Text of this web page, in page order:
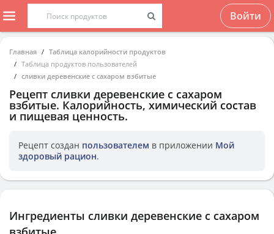
Войти
Главная
Таблица калорийности продуктов
Таблица продуктов пользователей
сливки деревенские с сахаром взбитые
Рецепт сливки деревенские с сахаром
взбитые. Калорийность, химический состав
и пищевая ценность.
Рецепт создан пользователем в приложении Мой
здоровый рацион.
Ингредиенты сливки деревенские с сахаром